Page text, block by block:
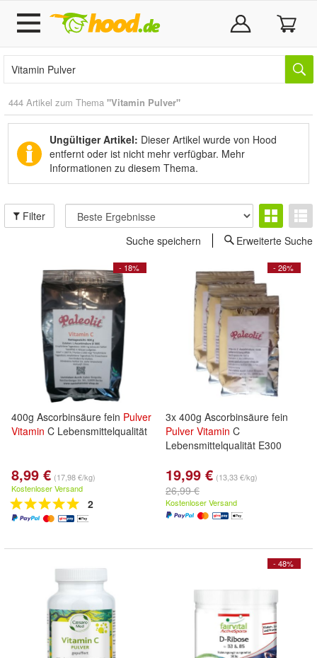
444 Artikel zum Thema "Vitamin Pulver"
Ungültiger Artikel: Dieser Artikel wurde von Hood
entfernt oder ist nicht mehr verfügbar. Mehr
Informationen zu diesem Thema.
Filter
Suche speichern
Erweiterte Suche
- 18%
400g Ascorbinsäure fein Pulver
Vitamin C Lebensmittelqualität
8,99 € (17,98 €/kg)
Kostenloser Versand
2
- 26%
3x 400g Ascorbinsäure fein
Pulver Vitamin C
Lebensmittelqualität E300
19,99 € (13,33 €/kg)
26,99 €
Kostenloser Versand
- 48%